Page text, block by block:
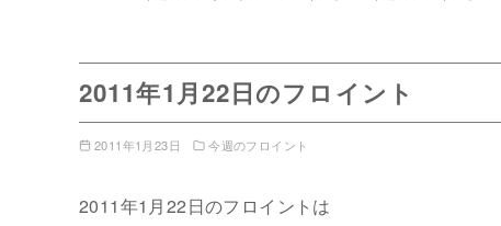
2011年1月22日のフロイント
2011年1月23日 今週のフロイント
2011年1月22日のフロイントは